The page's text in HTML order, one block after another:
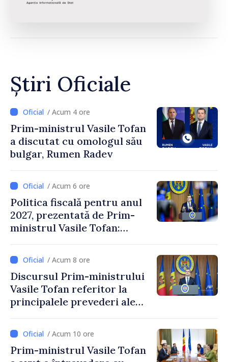
Știri Oficiale
/ Acum 4 ore
Prim-ministrul Vasile Tofan
a discutat cu omologul său
bulgar, Rumen Radev
/ Acum 6 ore
Politica fiscală pentru anul
2027, prezentată de Prim-
ministrul Vasile Tofan:
stimularea investițiilor și o
taxare mai echitabilă
/ Acum 8 ore
Discursul Prim-ministrului
Vasile Tofan referitor la
principalele prevederi ale
2027
/ Acum 10 ore
Prim-ministrul Vasile Tofan